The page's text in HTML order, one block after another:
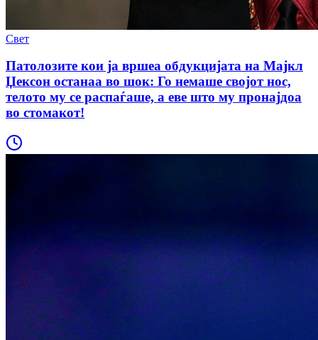
Свет
Патолозите кои ја вршеа обдукцијата на Мајкл
Џексон останаа во шок: Го немаше својот нос,
телото му се распаѓаше, а еве што му пронајдоа
во стомакот!